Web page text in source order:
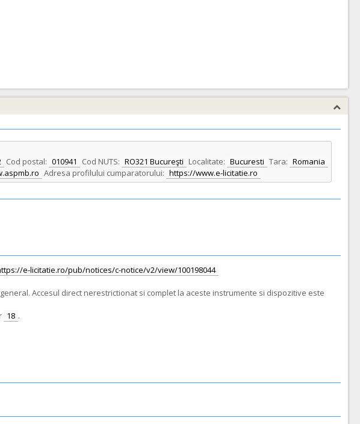
Cod postal: 010941 Cod NUTS: RO321 Bucureşti Localitate: Bucuresti Tara: Romania
Adresa profilului cumparatorului: https://www.e-licitatie.ro
e-licitatie.ro/pub/notices/c-notice/v2/view/100198044
Accesul direct nerestrictionat si complet la aceste instrumente si dispozitive este
18 .